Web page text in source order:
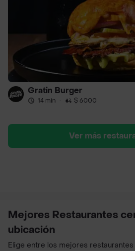
Gratin Burger
14 min · $ 6000
Ver más
Mejores Restaurantes
ubicación
Elige entre los mejores